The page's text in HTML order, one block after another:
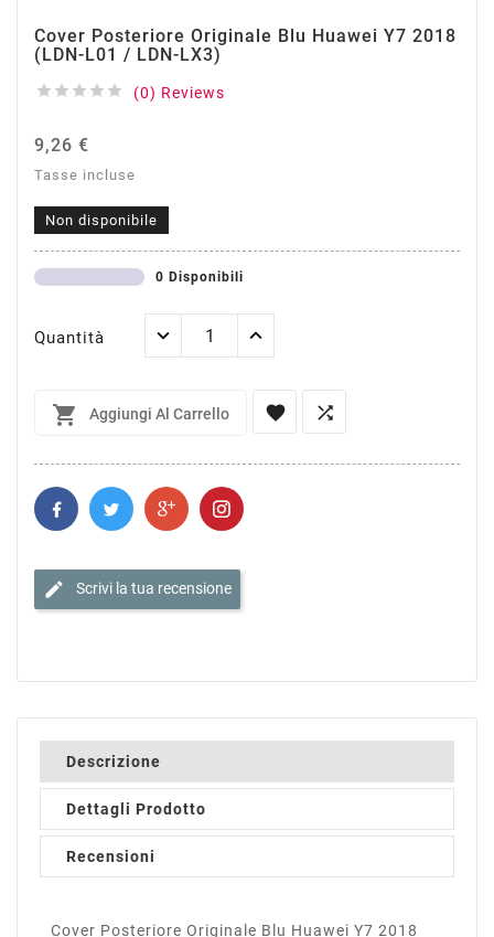
Cover Posteriore Originale Blu Huawei Y7 2018
(LDN-L01 / LDN-LX3)
     (0) Reviews
9,26 €
Tasse incluse
Non disponibile
0 Disponibili
Quantità
 Aggiungi Al Carrello  
edit Scrivi la tua recensione
Descrizione
Dettagli Prodotto
Recensioni
Cover Posteriore Originale Blu Huawei Y7 2018